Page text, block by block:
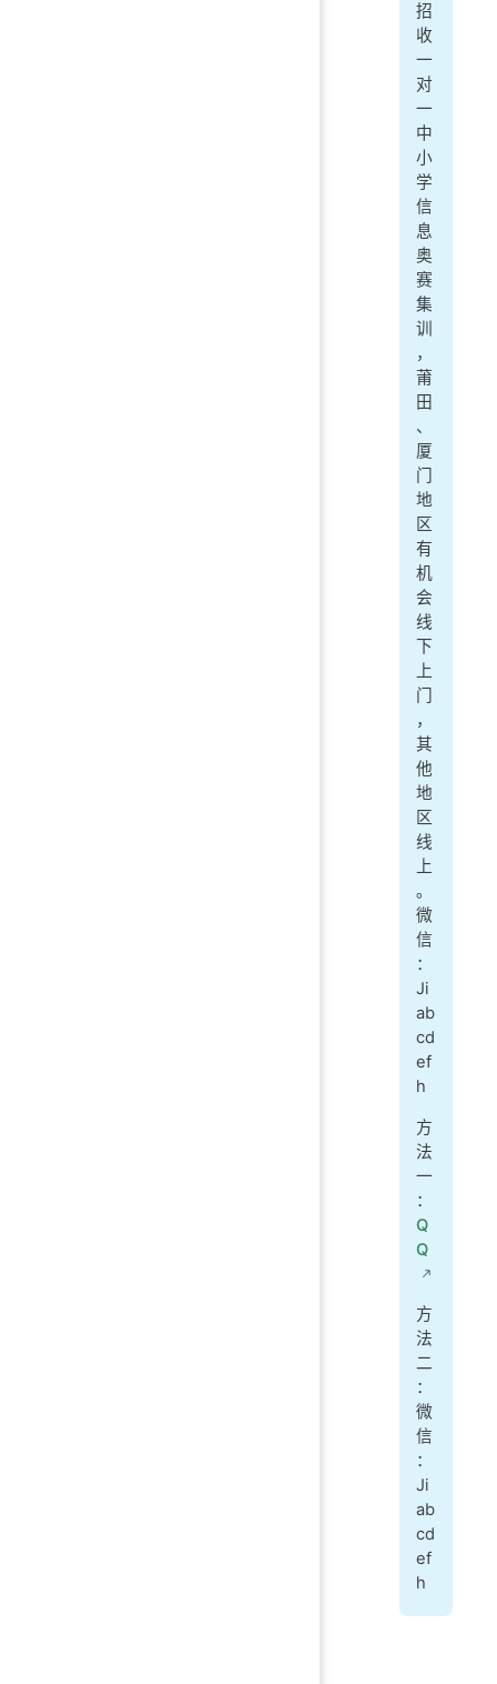
招
收
一
对
一
中
小
学
信
息
奥
赛
集
训
，
莆
田
、
厦
门
地
区
有
机
会
线
下
上
门
，
其
他
地
区
线
上
。
微
信
：
Ji
ab
cd
ef
h
方
法
一
：
Q
Q
方
法
二
：
微
信
：
Ji
ab
cd
ef
h